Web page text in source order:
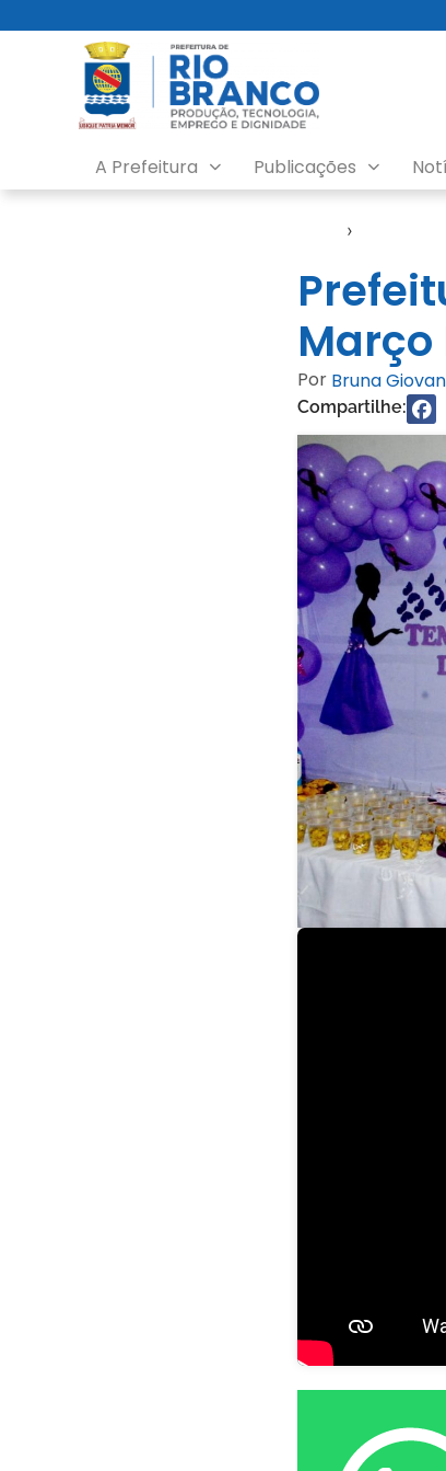
A Prefeitura Publicações
›
Março
Por Bruna
Compartilhe: